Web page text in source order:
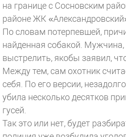
на границе с Сосновским
районе ЖК
По словам потерпевшей,
найденная собакой.
выстрелить, якобы заявил,
Между тем, сам охотник
себя. По его версии,
убила несколько десятков
гусей.
Так это или нет, будет